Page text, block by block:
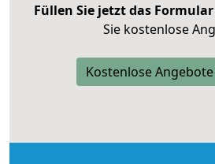
Füllen Sie jetzt das
Sie kostenlose
Kostenlose